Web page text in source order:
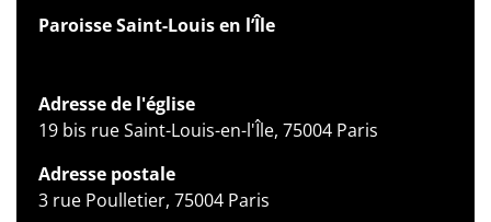
Paroisse Saint-Louis en l’Île
Adresse de l'église
19 bis rue Saint-Louis-en-l'Île, 75004 Paris
Adresse postale
3 rue Poulletier, 75004 Paris